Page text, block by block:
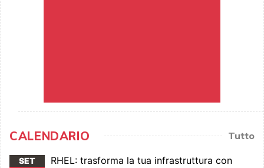
CALENDARIO Tutto
SET
RHEL: trasforma la tua infrastruttura con